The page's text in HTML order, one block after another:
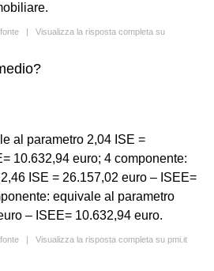
| Visualizza la risposta completa su
al parametro 2,04 ISE =
10.632,94 euro; 4 componente:
ISE = 26.157,02 euro – ISEE=
equivale al parametro
– ISEE= 10.632,94 euro.
| Visualizza la risposta completa su pmi.it